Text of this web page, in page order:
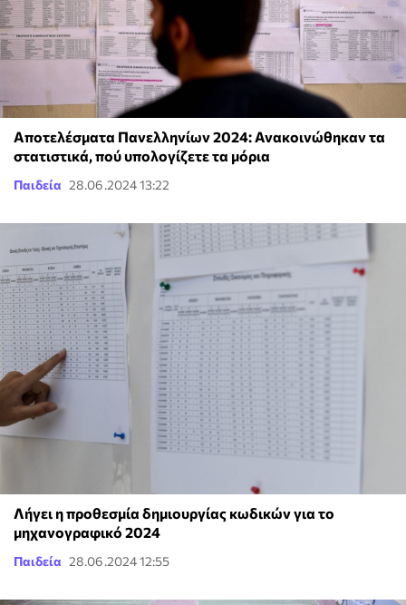
Αποτελέσματα Πανελληνίων 2024: Ανακοινώθηκαν τα
στατιστικά, πού υπολογίζετε τα μόρια
Παιδεία 28.06.2024 13:22
Λήγει η προθεσμία δημιουργίας κωδικών για το
μηχανογραφικό 2024
Παιδεία 28.06.2024 12:55